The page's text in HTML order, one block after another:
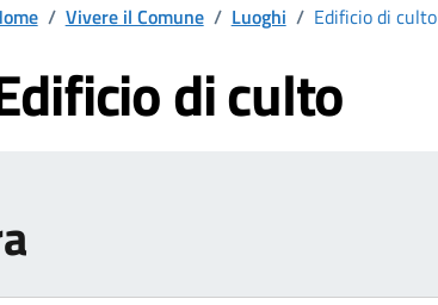
/ Vivere il Comune / Luoghi / Edificio di culto
di culto